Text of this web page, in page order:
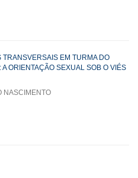
EM TURMA DO
ORIENTAÇÃO SEXUAL SOB O VIÉS
NASCIMENTO